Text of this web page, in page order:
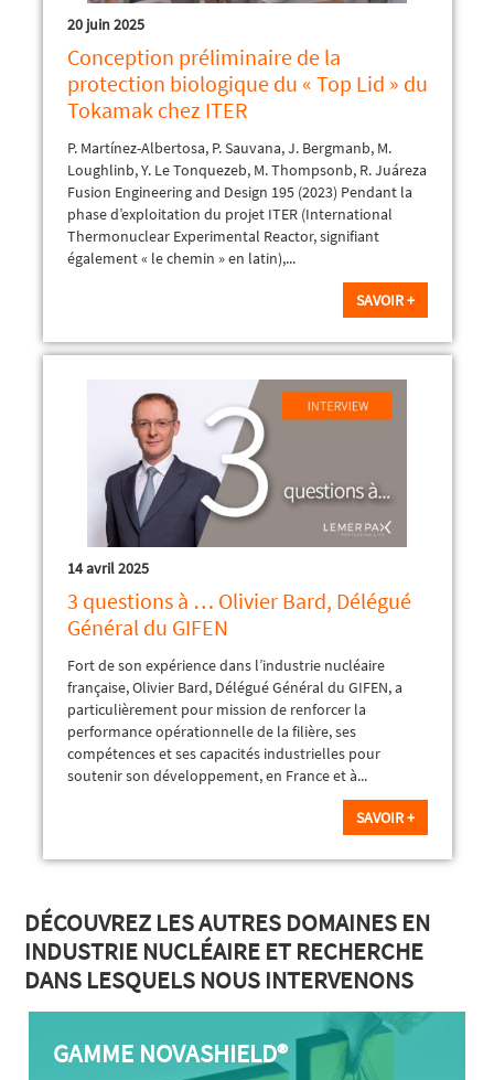
20 juin 2025
Conception préliminaire de la
protection biologique du « Top Lid » du
Tokamak chez ITER
P. Martínez-Albertosa, P. Sauvana, J. Bergmanb, M.
Loughlinb, Y. Le Tonquezeb, M. Thompsonb, R. Juáreza
Fusion Engineering and Design 195 (2023) Pendant la
phase d’exploitation du projet ITER (International
Thermonuclear Experimental Reactor, signifiant
également « le chemin » en latin),...
SAVOIR +
14 avril 2025
3 questions à … Olivier Bard, Délégué
Général du GIFEN
Fort de son expérience dans l’industrie nucléaire
française, Olivier Bard, Délégué Général du GIFEN, a
particulièrement pour mission de renforcer la
performance opérationnelle de la filière, ses
compétences et ses capacités industrielles pour
soutenir son développement, en France et à...
SAVOIR +
DÉCOUVREZ LES AUTRES DOMAINES EN
INDUSTRIE NUCLÉAIRE ET RECHERCHE
DANS LESQUELS NOUS INTERVENONS
GAMME NOVASHIELD®